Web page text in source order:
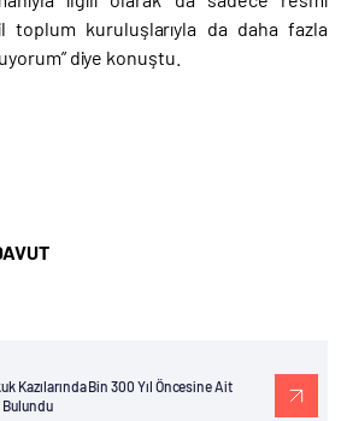
toplum kuruluşlarıyla da daha fazla
diye konuştu.
Kazılarında Bin 300 Yıl Öncesine Ait
Bulundu